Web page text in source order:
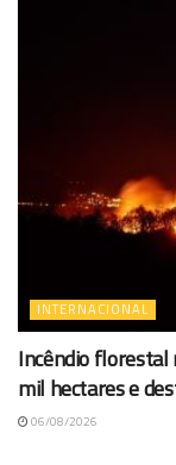
INTERNACIONAL
Incêndio florestal
mil hectares e
06/08/2026